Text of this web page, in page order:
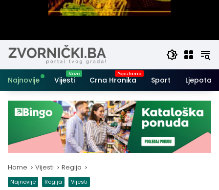
Najnovije Vijesti Crna Hronika Sport Ljepota i
Home Vijesti Regija
Najnovije Regija Vijesti